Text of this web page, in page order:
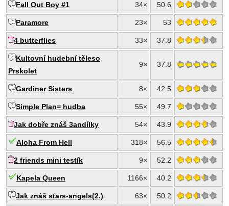
Fall Out Boy #1 34× 50.6
Paramore 23× 53
4 butterflies 33× 37.8
Kultovní hudební těleso
Prskolet
9× 37.8
Gardiner Sisters 8× 42.5
Simple Plan= hudba 55× 49.7
Jak dobře znáš 3andílky 54× 43.9
Aloha From Hell 318× 56.5
2 friends mini testík 9× 52.2
Kapela Queen 1166× 40.2
Jak znáš stars-angels(2.) 63× 50.2